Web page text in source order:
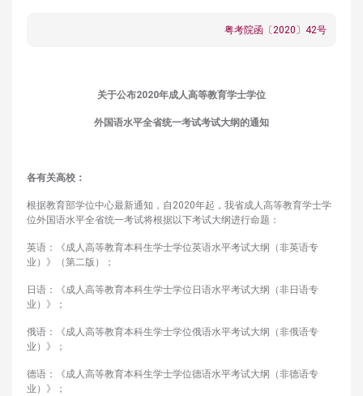
粤考院函〔2020〕42号
关于公布2020年成人高等教育学士学位
外国语水平全省统一考试考试大纲的通知
各有关高校：
根据教育部学位中心最新通知，自2020年起，我省成人高等教育学士学
位外国语水平全省统一考试将根据以下考试大纲进行命题：
英语：《成人高等教育本科生学士学位英语水平考试大纲（非英语专
业）》（第二版）；
日语：《成人高等教育本科生学士学位日语水平考试大纲（非日语专
业）》；
俄语：《成人高等教育本科生学士学位俄语水平考试大纲（非俄语专
业）》；
德语：《成人高等教育本科生学士学位德语水平考试大纲（非德语专
业）》；